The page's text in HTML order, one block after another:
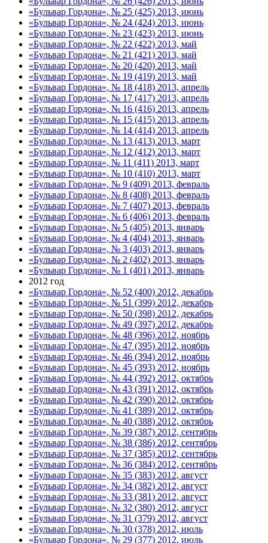
«Бульвар Гордона», № 25 (425) 2013, июнь
«Бульвар Гордона», № 24 (424) 2013, июнь
«Бульвар Гордона», № 23 (423) 2013, июнь
«Бульвар Гордона», № 22 (422) 2013, май
«Бульвар Гордона», № 21 (421) 2013, май
«Бульвар Гордона», № 20 (420) 2013, май
«Бульвар Гордона», № 19 (419) 2013, май
«Бульвар Гордона», № 18 (418) 2013, апрель
«Бульвар Гордона», № 17 (417) 2013, апрель
«Бульвар Гордона», № 16 (416) 2013, апрель
«Бульвар Гордона», № 15 (415) 2013, апрель
«Бульвар Гордона», № 14 (414) 2013, апрель
«Бульвар Гордона», № 13 (413) 2013, март
«Бульвар Гордона», № 12 (412) 2013, март
«Бульвар Гордона», № 11 (411) 2013, март
«Бульвар Гордона», № 10 (410) 2013, март
«Бульвар Гордона», № 9 (409) 2013, февраль
«Бульвар Гордона», № 8 (408) 2013, февраль
«Бульвар Гордона», № 7 (407) 2013, февраль
«Бульвар Гордона», № 6 (406) 2013, февраль
«Бульвар Гордона», № 5 (405) 2013, январь
«Бульвар Гордона», № 4 (404) 2013, январь
«Бульвар Гордона», № 3 (403) 2013, январь
«Бульвар Гордона», № 2 (402) 2013, январь
«Бульвар Гордона», № 1 (401) 2013, январь
2012 год
«Бульвар Гордона», № 52 (400) 2012, декабрь
«Бульвар Гордона», № 51 (399) 2012, декабрь
«Бульвар Гордона», № 50 (398) 2012, декабрь
«Бульвар Гордона», № 49 (397) 2012, декабрь
«Бульвар Гордона», № 48 (396) 2012, ноябрь
«Бульвар Гордона», № 47 (395) 2012, ноябрь
«Бульвар Гордона», № 46 (394) 2012, ноябрь
«Бульвар Гордона», № 45 (393) 2012, ноябрь
«Бульвар Гордона», № 44 (392) 2012, октябрь
«Бульвар Гордона», № 43 (391) 2012, октябрь
«Бульвар Гордона», № 42 (390) 2012, октябрь
«Бульвар Гордона», № 41 (389) 2012, октябрь
«Бульвар Гордона», № 40 (388) 2012, октябрь
«Бульвар Гордона», № 39 (387) 2012, сентябрь
«Бульвар Гордона», № 38 (386) 2012, сентябрь
«Бульвар Гордона», № 37 (385) 2012, сентябрь
«Бульвар Гордона», № 36 (384) 2012, сентябрь
«Бульвар Гордона», № 35 (383) 2012, август
«Бульвар Гордона», № 34 (382) 2012, август
«Бульвар Гордона», № 33 (381) 2012, август
«Бульвар Гордона», № 32 (380) 2012, август
«Бульвар Гордона», № 31 (379) 2012, август
«Бульвар Гордона», № 30 (378) 2012, июль
«Бульвар Гордона», № 29 (377) 2012, июль